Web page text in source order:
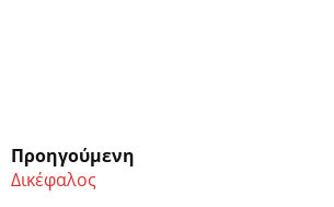
Προηγούμενη
Δικέφαλος